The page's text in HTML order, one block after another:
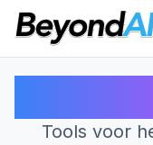
Tools voor